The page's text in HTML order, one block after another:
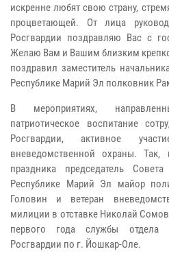
искренне любят свою страну,
процветающей. От лица
Росгвардии поздравляю Вас с
Желаю Вам и Вашим близким
поздравил заместитель
Республике Марий Эл полковник
В мероприятиях,
патриотическое воспитание
Росгвардии, активное
вневедомственной охраны. Так,
праздника председатель
Республике Марий Эл майор
Головин и ветеран
милиции в отставке Николай
первого года службы отдела
Росгвардии по г. Йошкар-Оле.